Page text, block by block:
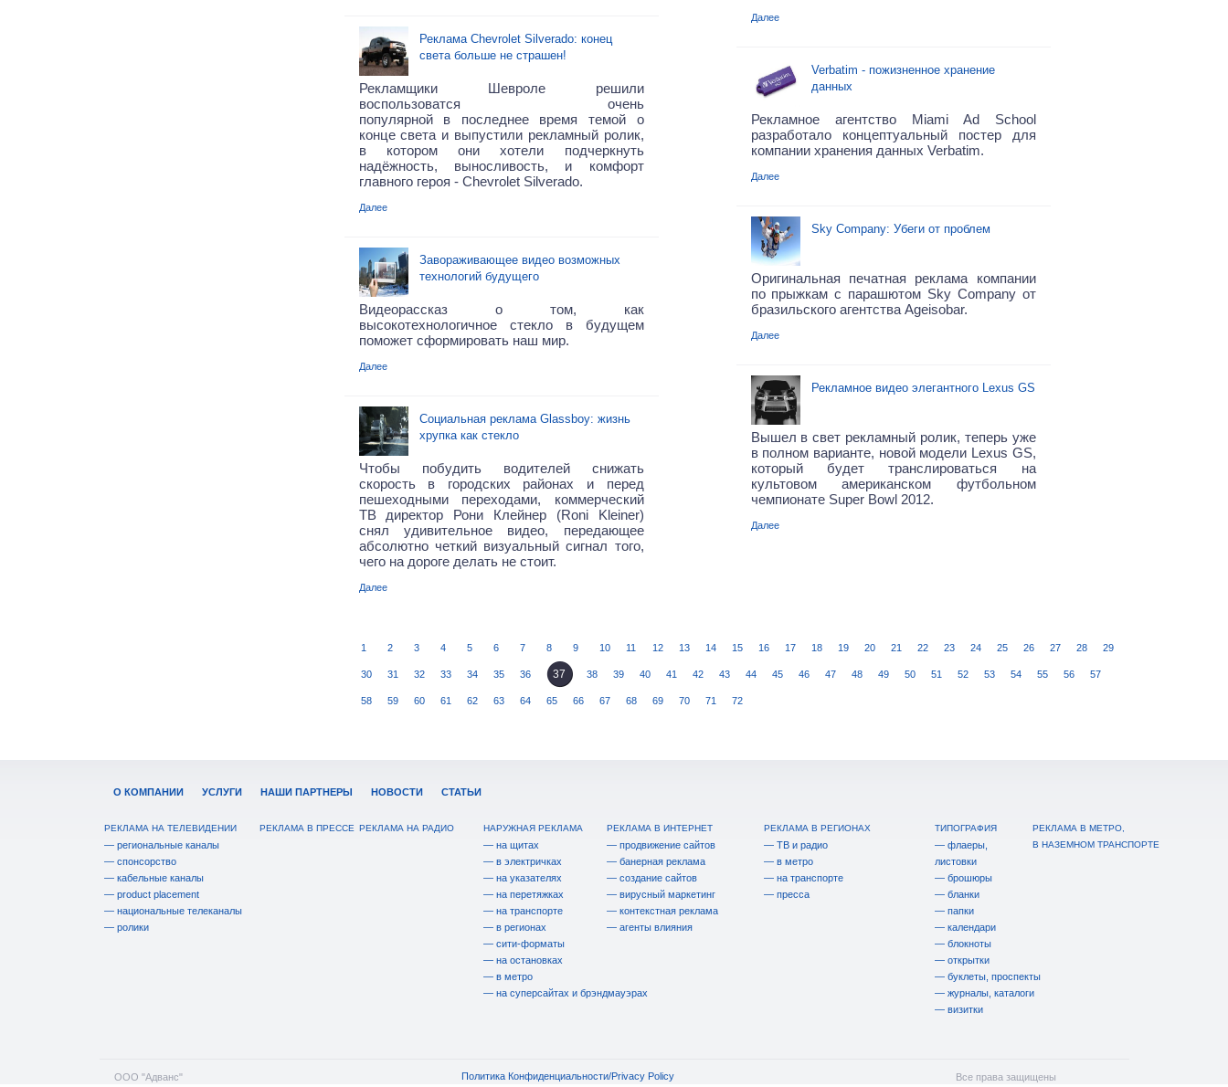
Реклама Chevrolet Silverado: конец
света больше не страшен!
Рекламщики Шевроле решили
воспользоватся очень
популярной в последнее время темой о
конце света и выпустили рекламный ролик,
в котором они хотели подчеркнуть
надёжность, выносливость, и комфорт
главного героя - Chevrolet Silverado.
Далее
Завораживающее видео возможных
технологий будущего
Видеорассказ
о том, как
высокотехнологичное
стекло
в будущем
поможет сформировать наш мир.
Далее
Социальная реклама Glassboy: жизнь
хрупка как стекло
Чтобы побудить водителей снижать
скорость в городских районах и перед
пешеходными переходами, коммерческий
ТВ директор Рони
Клейнер (Roni Kleiner)
снял удивительное видео, передающее
абсолютно четкий визуальный сигнал того,
чего на дороге делать не стоит.
Далее
Далее
Verbatim - пожизненное хранение
данных
Рекламное агентство Miami Ad School
разработало концептуальный постер для
компании хранения данных Verbatim.
Далее
Sky Company: Убеги от проблем
Оригинальная печатная реклама компании
по прыжкам с парашютом Sky Company от
бразильского агентства Ageisobar.
Далее
Рекламное видео элегантного Lexus GS
Вышел в свет рекламный ролик, теперь уже
в полном варианте, новой модели Lexus GS,
который будет транслироваться на
культовом американском футбольном
чемпионате Super Bowl 2012.
Далее
1 2 3 4 5 6 7 8 9 10 11 12 13 14 15 16 17 18 19 20 21 22 23 24 25 26 27 28 29
30 31 32 33 34 35 36 37 38 39 40 41 42 43 44 45 46 47 48 49 50 51 52 53 54 55 56 57
58 59 60 61 62 63 64 65 66 67 68 69 70 71 72
О КОМПАНИИ УСЛУГИ НАШИ ПАРТНЕРЫ НОВОСТИ СТАТЬИ
РЕКЛАМА НА ТЕЛЕВИДЕНИИ
— региональные каналы
— спонсорство
— кабельные каналы
— product placement
— национальные телеканалы
— ролики
РЕКЛАМА В ПРЕССЕ РЕКЛАМА НА РАДИО НАРУЖНАЯ РЕКЛАМА
— на щитах
— в электричках
— на указателях
— на перетяжках
— на транспорте
— в регионах
— сити-форматы
— на остановках
— в метро
— на суперсайтах и брэндмауэрах
РЕКЛАМА В ИНТЕРНЕТ
— продвижение сайтов
— банерная реклама
— создание сайтов
— вирусный маркетинг
— контекстная реклама
— агенты влияния
РЕКЛАМА В РЕГИОНАХ
— ТВ и радио
— в метро
— на транспорте
— пресса
ТИПОГРАФИЯ
— флаеры,
листовки
— брошюры
— бланки
— папки
— календари
— блокноты
— открытки
— буклеты, проспекты
— журналы, каталоги
— визитки
РЕКЛАМА В МЕТРО,
В НАЗЕМНОМ ТРАНСПОРТЕ
ООО "Адванс" Политика Конфиденциальности/Privacy Policy Все права защищены